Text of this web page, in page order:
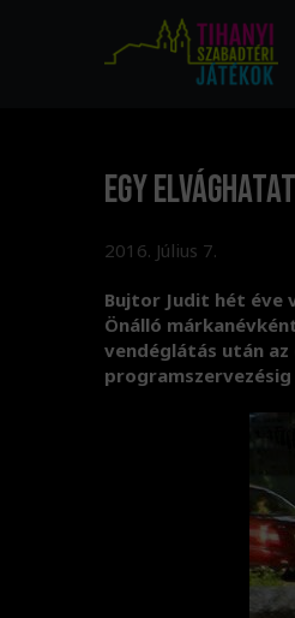
Egy
2016. Július 7.
Bujtor Judit hét éve
Önálló
vendéglátás után